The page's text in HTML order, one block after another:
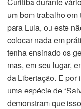
um bom trabalho
para Lula, ou este
colocar nada em
tenha ensinado os
mas, em seu lugar,
da Libertação. E por
uma espécie de
demonstram que